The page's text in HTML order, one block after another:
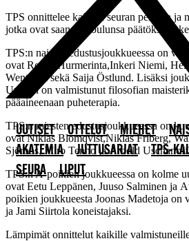
UUTISET OTTELUT MIEHET
AKATEMIA
JUTTUSARJAT TPS-
SEURA
LIPUT
TPS onnittelee kaikkia seuran pelaajia ja
jotka ovat saaneet koulunsa päätökseen
TPS:n naisten edustusjoukkueessa on
ovat Roosa Hurmerinta,Inkeri Niemi,
Wentjärvi sekä Saija Östlund. Lisäksi
Uronen on valmistunut filosofian
pääaineenaan puheterapia.
TPS:n miesten edustusjoukkueessa on
ovat Niklas Blomqvist,Niklas Friberg,
Sjöroos, Miro Tenho ja Arnold
TPS:n A-poikien joukkueessa on kolme
ovat Eetu Leppänen, Juuso Salminen ja
poikien joukkueesta Joonas Madetoja on
ja Jami Siirtola koneistajaksi.
Lämpimät onnittelut kaikille